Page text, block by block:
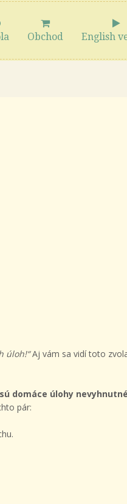
Obchod English
úloh!“Aj vám sa vidí toto
domáce úlohy nevyhnutné
pár: